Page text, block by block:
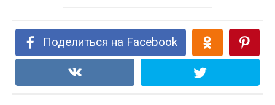
Поделиться на Facebook